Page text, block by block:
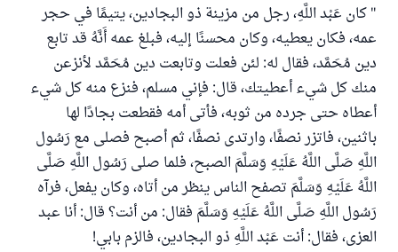
" كان عَبْد اللَّهِ، رجل من مزينة ذو البجادين، يتيمًا في حجر
عمه، فكان يعطيه، وكان محسنًا إليه، فبلغ عمه أَنَّهُ قد تابع
دين مُحَمَّد، فقال له: لئن فعلت وتابعت دين مُحَمَّد لأنزعن
منك كل شيء أعطيتك، قال: فإني مسلم، فنزع منه كل شيء
أعطاه حتى جرده من ثوبه، فأتى أمه فقطعت بجادًا لها
باثنين، فاتزر نصفًا، وارتدى نصفًا، ثم أصبح فصلى مع رَسُول
اللَّهِ صَلَّى اللَّهُ عَلَيْهِ وَسَلَّمَ الصبح، فلما صلى رَسُول اللَّهِ صَلَّى
اللَّهُ عَلَيْهِ وَسَلَّمَ تصفح الناس ينظر من أتاه، وكان يفعل، فرآه
رَسُول اللَّهِ صَلَّى اللَّهُ عَلَيْهِ وَسَلَّمَ فقال: من أنت؟ قال: أنا عبد
العزى، فقال: أنت عَبْد اللَّهِ ذو البجادين، فالزم بابي!